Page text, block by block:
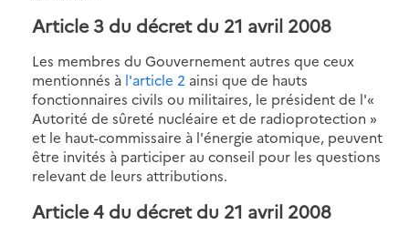
Article 3 du décret du 21 avril 2008
Les membres du Gouvernement autres que ceux
mentionnés à l'article 2 ainsi que de hauts
fonctionnaires civils ou militaires, le président de l'«
Autorité de sûreté nucléaire et de radioprotection »
et le haut-commissaire à l'énergie atomique, peuvent
être invités à participer au conseil pour les questions
relevant de leurs attributions.
Article 4 du décret du 21 avril 2008